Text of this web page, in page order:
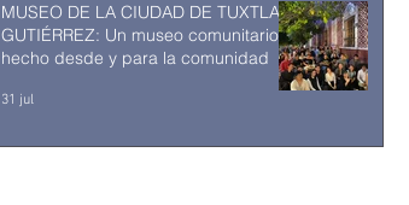
MUSEO DE LA CIUDAD DE TUXTLA
GUTIÉRREZ: Un museo comunitario
hecho desde y para la comunidad
31 jul